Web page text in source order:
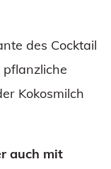
des Cocktail
Kokosmilch
auch mit